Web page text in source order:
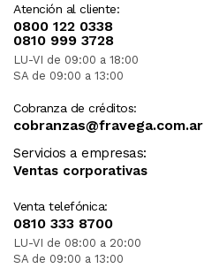
Atención al cliente:
0800 122 0338
0810 999 3728
LU-VI de 09:00 a 18:00
SA de 09:00 a 13:00
Cobranza de créditos:
cobranzas@fravega.com.ar
Servicios a empresas:
Ventas corporativas
Venta telefónica:
0810 333 8700
LU-VI de 08:00 a 20:00
SA de 09:00 a 13:00